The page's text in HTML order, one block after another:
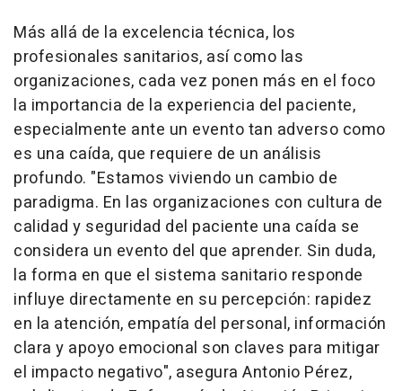
Más allá de la excelencia técnica, los
profesionales sanitarios, así como las
organizaciones, cada vez ponen más en el foco
la importancia de la experiencia del paciente,
especialmente ante un evento tan adverso como
es una caída, que requiere de un análisis
profundo. "Estamos viviendo un cambio de
paradigma. En las organizaciones con cultura de
calidad y seguridad del paciente una caída se
considera un evento del que aprender. Sin duda,
la forma en que el sistema sanitario responde
influye directamente en su percepción: rapidez
en la atención, empatía del personal, información
clara y apoyo emocional son claves para mitigar
el impacto negativo", asegura Antonio Pérez,